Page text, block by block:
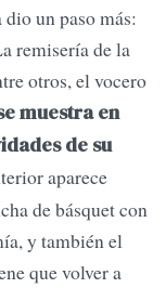
un paso más:
remisería de la
otros, el vocero
muestra en
de su
aparece
de básquet con
y también el
que volver a